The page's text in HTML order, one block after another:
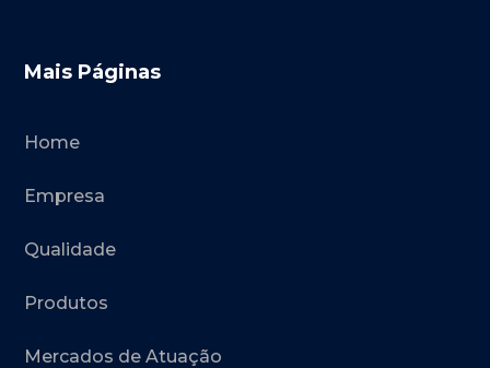
Mais Páginas
Home
Empresa
Qualidade
Produtos
Mercados de Atuação